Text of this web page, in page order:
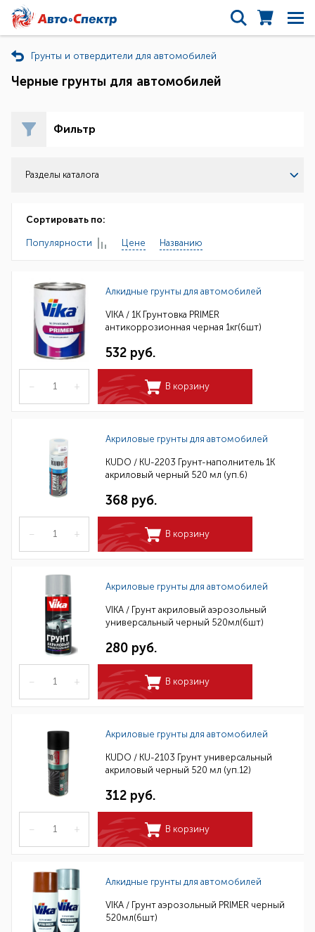
Грунты и отвердители для автомобилей
Черные грунты для автомобилей
Фильтр
Разделы каталога
Сортировать по:
Популярности Цене Названию
Алкидные грунты для автомобилей
VIKA / 1K Грунтовка PRIMER
антикоррозионная черная 1кг(6шт)
532 руб.
– + В корзину
Акриловые грунты для автомобилей
KUDO / KU-2203 Грунт-наполнитель 1К
акриловый черный 520 мл (уп.6)
368 руб.
– + В корзину
Акриловые грунты для автомобилей
VIKA / Грунт акриловый аэрозольный
универсальный черный 520мл(6шт)
280 руб.
– + В корзину
Акриловые грунты для автомобилей
KUDO / KU-2103 Грунт универсальный
акриловый черный 520 мл (уп.12)
312 руб.
– + В корзину
Алкидные грунты для автомобилей
VIKA / Грунт аэрозольный PRIMER черный
520мл(6шт)